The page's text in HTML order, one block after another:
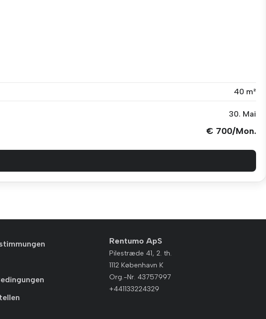
40 m²
30. Mai
€ 700/Mon.
Rentumo ApS
Pilestræde 41, 2. th.
1112 København K
Org.-Nr. 43757997
+441133224329